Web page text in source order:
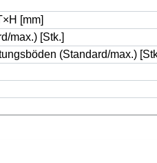
[mm]
max.) [Stk.]
(Standard/max.)